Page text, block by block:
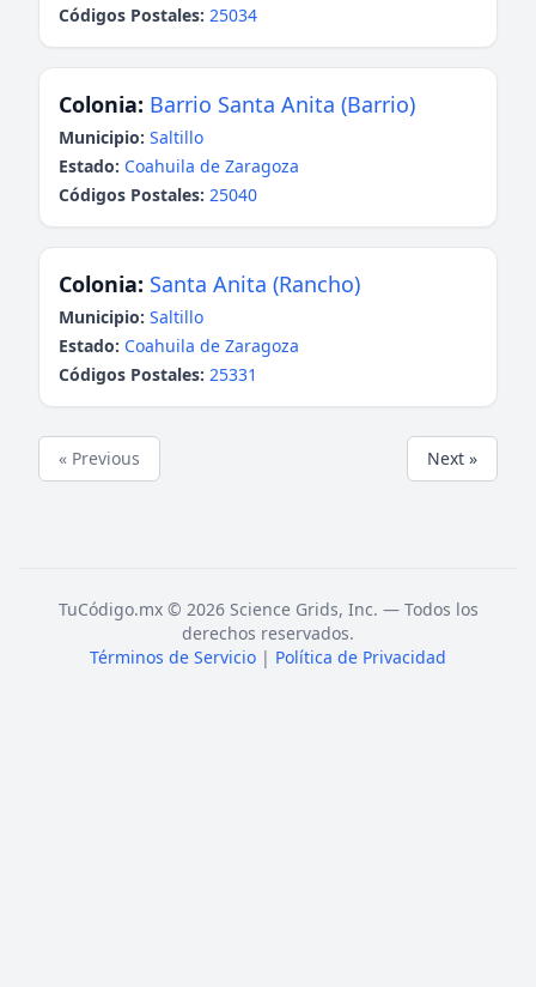
Códigos Postales: 25034
Colonia: Barrio Santa Anita (Barrio)
Municipio: Saltillo
Estado: Coahuila de Zaragoza
Códigos Postales: 25040
Colonia: Santa Anita (Rancho)
Municipio: Saltillo
Estado: Coahuila de Zaragoza
Códigos Postales: 25331
« Previous Next »
TuCódigo.mx © 2026 Science Grids, Inc. — Todos los
derechos reservados.
Términos de Servicio | Política de Privacidad